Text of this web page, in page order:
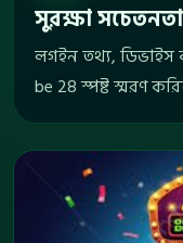
সুরক্ষা সচেতনতা
লগইন তথ্য, ডিভাইস
be 28 স্পষ্ট স্মরণ